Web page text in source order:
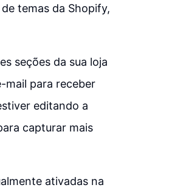
temas da Shopify,
seções da sua loja
mail para receber
editando a
capturar mais
ativadas na